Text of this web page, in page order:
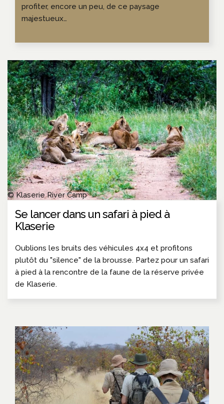
profiter, encore un peu, de ce paysage
majestueux…
Se lancer dans un safari à pied à
Klaserie
Oublions les bruits des véhicules 4x4 et profitons
plutôt du "silence" de la brousse. Partez pour un safari
à pied à la rencontre de la faune de la réserve privée
de Klaserie.
© Klaserie River Camp